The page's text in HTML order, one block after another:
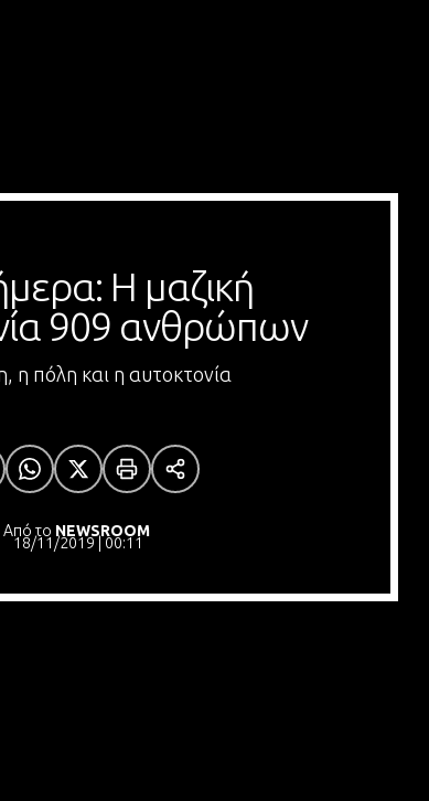
Η μαζική
909 ανθρώπων
η πόλη και η αυτοκτονία
Από το NEWSROOM
18/11/2019 | 00:11